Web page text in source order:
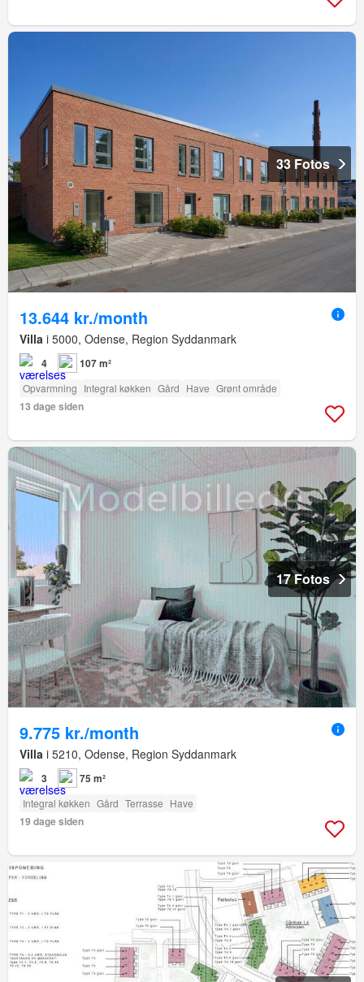
33 Fotos
13.644 kr./month
Villa i 5000, Odense, Region Syddanmark
4 107 m²
Opvarmning Integral køkken Gård Have Grønt område
13 dage siden
17 Fotos
9.775 kr./month
Villa i 5210, Odense, Region Syddanmark
3 75 m²
Integral køkken Gård Terrasse Have
19 dage siden